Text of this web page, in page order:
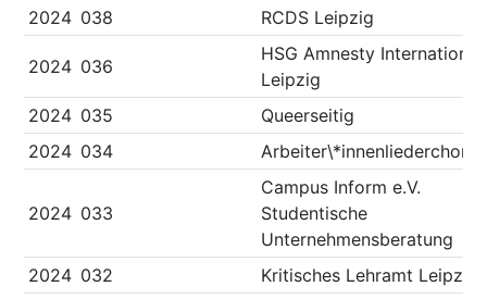
2024 038 RCDS Leipzig
2024 036
HSG Amnesty International
Leipzig
2024 035
Queerseitig
2024 034 Arbeiter\*innenliederchor
2024 033
Campus Inform e.V.
Studentische
Unternehmensberatung
2024 032 Kritisches Lehramt Leipzig